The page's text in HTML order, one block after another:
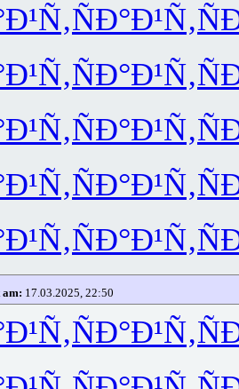
ÑÐ°Ð¹Ñ‚
ÑÐ°Ð¹Ñ‚
ÑÐ°Ð¹Ñ‚
ÑÐ°Ð¹Ñ‚
ÑÐ°Ð¹Ñ‚
am: 17.03.2025, 22:50
ÑÐ°Ð¹Ñ‚